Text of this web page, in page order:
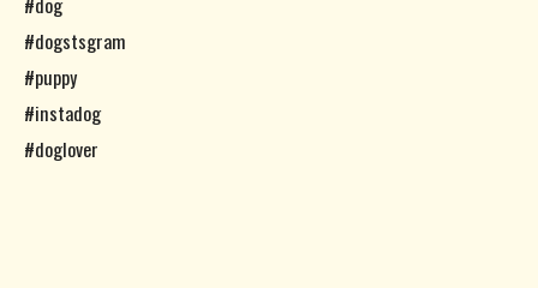
#dogstsgram
#puppy
#instadog
#doglover